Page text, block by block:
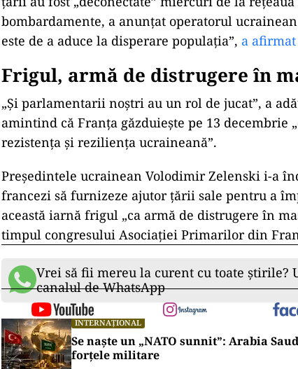
bombardamente, a anunțat operatorul
este de a aduce la disperare populaţia”, a
Frigul, armă de distrugere în
„Şi parlamentarii noştri au un rol de jucat”, a
amintind că Franţa găzduieşte pe 13 decembrie
rezistenţa şi rezilienţa ucraineană”.
Preşedintele ucrainean Volodimir Zelenski i-a
francezi să furnizeze ajutor ţării sale pentru a
această iarnă frigul „ca armă de distrugere în
timpul congresului Asociaţiei Primarilor din
Vrei să fii mereu la curent cu toate știrile?
canalul de WhatsApp
INTERNAȚIONAL
Se naște un „NATO sunnit”: Arabia
forțele militare